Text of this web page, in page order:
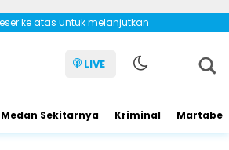
ke atas untuk melanjutkan
LIVE
Medan Sekitarnya Kriminal Martabe